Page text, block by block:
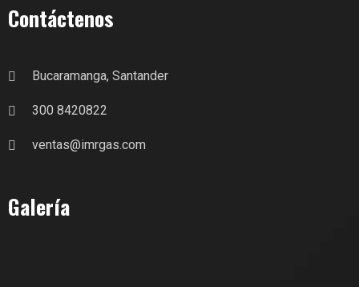
Contáctenos
Bucaramanga, Santander
300 8420822
ventas@imrgas.com
Galería